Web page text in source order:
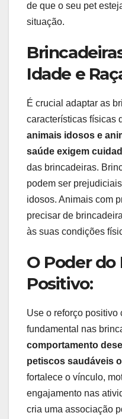
de que o seu pet
situação.
Idade e
É crucial adaptar as
características físicas
animais idosos e
saúde exigem
das brincadeiras.
podem ser
idosos. Animais com
precisar de
às suas condições
O Poder do
Positivo:
Use o reforço positivo
fundamental nas
comportamento
petiscos saudáveis
fortalece o vínculo,
engajamento nas
cria uma associação